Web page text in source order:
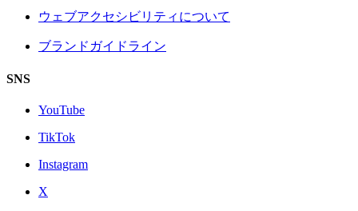
ウェブアクセシビリティについて
ブランドガイドライン
SNS
YouTube
TikTok
Instagram
X